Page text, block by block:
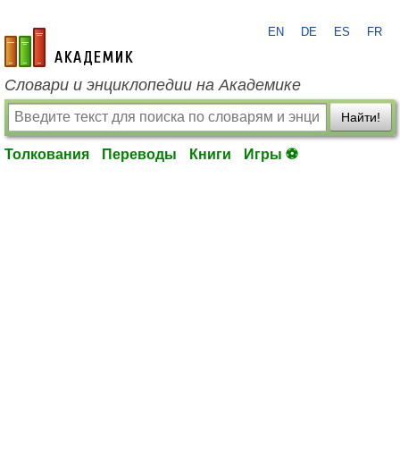
academic.ru
EN DE ES FR
Словари и энциклопедии на Академике
Найти!
Толкования Переводы Книги Игры ⚽